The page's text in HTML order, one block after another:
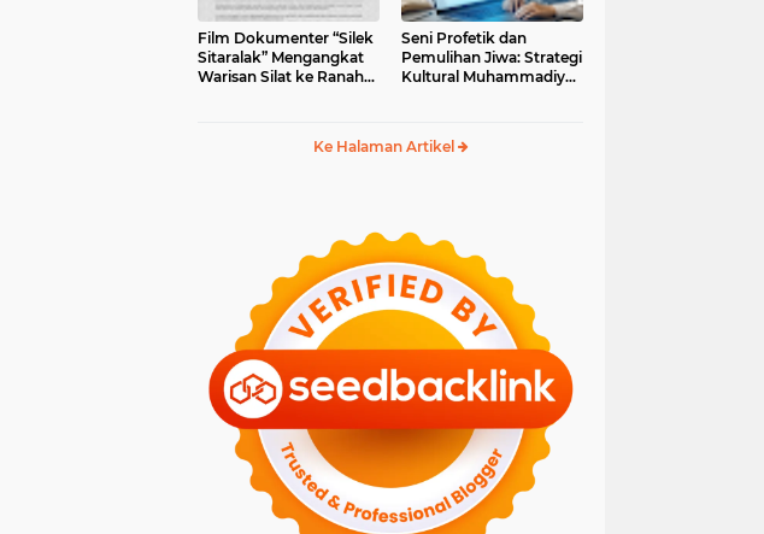
Film Dokumenter “Silek
Sitaralak” Mengangkat
Warisan Silat ke Ranah
Seni Profetik dan
Pemulihan Jiwa: Strategi
Kultural Muhammadiyah
Ke Halaman Artikel